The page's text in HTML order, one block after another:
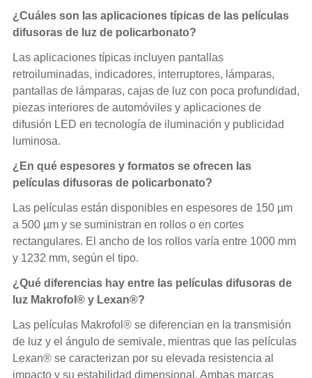
¿Cuáles son las aplicaciones típicas de las películas
difusoras de luz de policarbonato?
Las aplicaciones típicas incluyen pantallas
retroiluminadas, indicadores, interruptores, lámparas,
pantallas de lámparas, cajas de luz con poca profundidad,
piezas interiores de automóviles y aplicaciones de
difusión LED en tecnología de iluminación y publicidad
luminosa.
¿En qué espesores y formatos se ofrecen las
películas difusoras de policarbonato?
Las películas están disponibles en espesores de 150 µm
a 500 µm y se suministran en rollos o en cortes
rectangulares. El ancho de los rollos varía entre 1000 mm
y 1232 mm, según el tipo.
¿Qué diferencias hay entre las películas difusoras de
luz Makrofol® y Lexan®?
Las películas Makrofol ® se diferencian en la transmisión
de luz y el ángulo de semivale, mientras que las películas
Lexan® se caracterizan por su elevada resistencia al
impacto y su estabilidad dimensional. Ambas marcas